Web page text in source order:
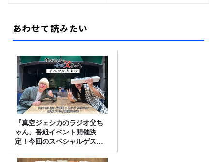
あわせて読みたい
『真空ジェシカのラジオ父ち
ゃん』番組イベント開催決
定！今回のスペシャルゲスト
は、タカアンドトシ！